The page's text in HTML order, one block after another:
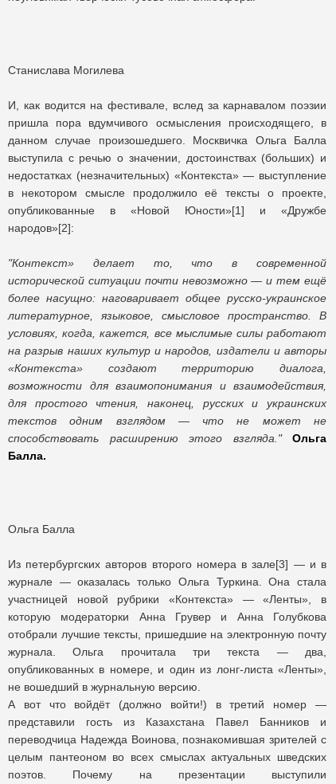
Станислава Могилева
И, как водится на фестивале, вслед за карнавалом поэзии
пришла пора вдумчивого осмысления происходящего, в
данном случае произошедшего. Москвичка Ольга Балла
выступила с речью о значении, достоинствах (больших) и
недостатках (незначительных) «Контекста» — выступление
в некотором смысле продолжило её тексты о проекте,
опубликованные в «Новой Юности»[1] и «Дружбе
народов»[2]:
"Контекст» делает то, что в современной
исторической ситуации почти невозможно — и тем ещё
более насущно: наговаривает общее русско-украинское
литературное, языковое, смысловое пространство. В
условиях, когда, кажется, все мыслимые силы работают
на разрыв наших культур и народов, издатели и авторы
«Контекста» создают территорию диалога,
возможности для взаимопонимания и взаимодействия,
для простого чтения, наконец, русских и украинских
текстов одним взглядом — что не может не
способствовать расширению этого взгляда." Ольга
Балла.
Ольга Балла
Из петербургских авторов второго номера в зале[3] — и в
журнале — оказалась только Ольга Туркина. Она стала
участницей новой рубрики «Контекста» — «Ленты», в
которую модераторки Анна Грувер и Анна Голубкова
отобрали лучшие тексты, пришедшие на электронную почту
журнала. Ольга прочитала три текста — два,
опубликованных в номере, и один из лонг-листа «Ленты»,
не вошедший в журнальную версию.
А вот что войдёт (должно войти!) в третий номер —
представили гость из Казахстана Павел Банников и
переводчица Надежда Воинова, познакомившая зрителей с
целым пантеоном во всех смыслах актуальных шведских
поэтов. Почему на презентации выступили